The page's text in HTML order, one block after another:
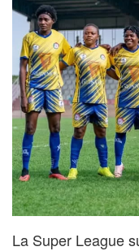
La Super League